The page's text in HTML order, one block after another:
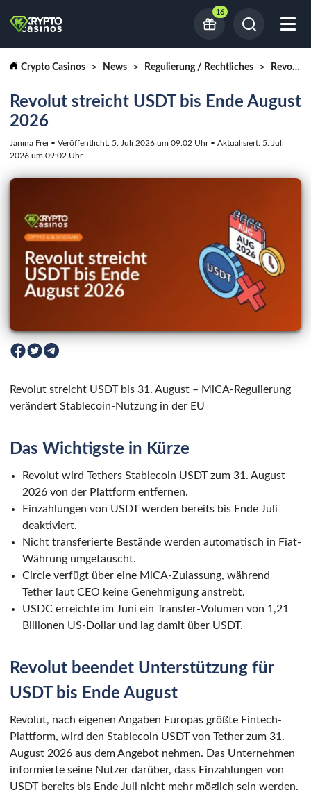
16
Crypto Casinos News Regulierung / Rechtliches Revolut streicht USDT bis Ende August 2026
Revolut streicht USDT bis Ende August
2026
Janina Frei • Veröffentlicht: 5. Juli 2026 um 09:02 Uhr • Aktualisiert: 5. Juli
2026 um 09:02 Uhr
Revolut streicht USDT bis 31. August – MiCA-Regulierung
verändert Stablecoin-Nutzung in der EU
Das Wichtigste in Kürze
Revolut wird Tethers Stablecoin USDT zum 31. August
2026 von der Plattform entfernen.
Einzahlungen von USDT werden bereits bis Ende Juli
deaktiviert.
Nicht transferierte Bestände werden automatisch in Fiat-
Währung umgetauscht.
Circle verfügt über eine MiCA-Zulassung, während
Tether laut CEO keine Genehmigung anstrebt.
USDC erreichte im Juni ein Transfer-Volumen von 1,21
Billionen US-Dollar und lag damit über USDT.
Revolut beendet Unterstützung für
USDT bis Ende August
Revolut, nach eigenen Angaben Europas größte Fintech-
Plattform, wird den Stablecoin USDT von Tether zum 31.
August 2026 aus dem Angebot nehmen. Das Unternehmen
informierte seine Nutzer darüber, dass Einzahlungen von
USDT bereits bis Ende Juli nicht mehr möglich sein werden.